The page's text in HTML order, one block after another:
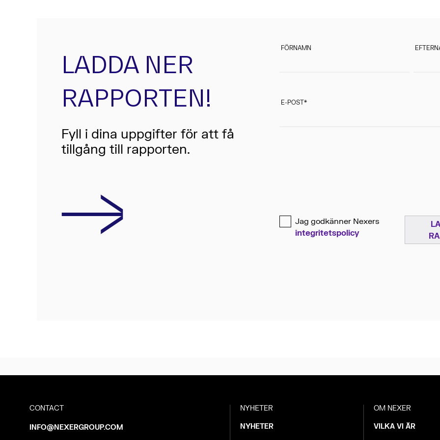
LADDA NER
RAPPORTEN!
Fyll i dina uppgifter för att få
tillgång till rapporten.
FÖRNAMN
E-POST*
Jag godkänner Nexers
integritetspolicy
CONTACT
INFO@NEXERGROUP.COM
NYHETER
NYHETER
OM NEXER
VILKA VI ÄR